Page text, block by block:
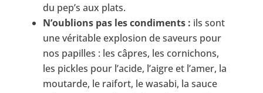
du pep’s aux plats.
N’oublions pas les condiments : ils sont
une véritable explosion de saveurs pour
nos papilles : les câpres, les cornichons,
les pickles pour l’acide, l’aigre et l’amer, la
moutarde, le raifort, le wasabi, la sauce